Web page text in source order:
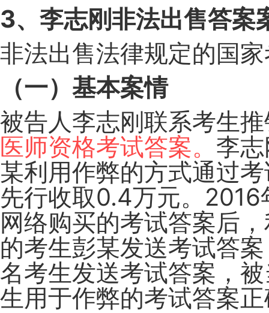
3、李志刚非法出售答案
非法出售法律规定的国
（一）基本案情
被告人李志刚联系考生
医师资格考试答案。 李
某利用作弊的方式通过
先行收取0.4万元。
网络购买的考试答案后
的考生彭某发送考试答
名考生发送考试答案，
生用于作弊的考试答案